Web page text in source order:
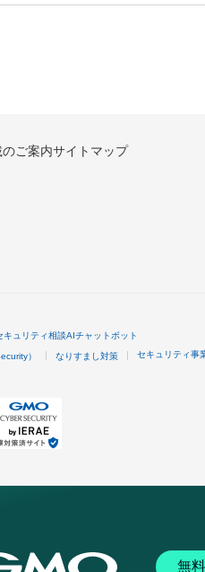
ご案内サイトマップ
キュリティ相談AIチャットボット
） なりすまし対策 セキュリティ事
無